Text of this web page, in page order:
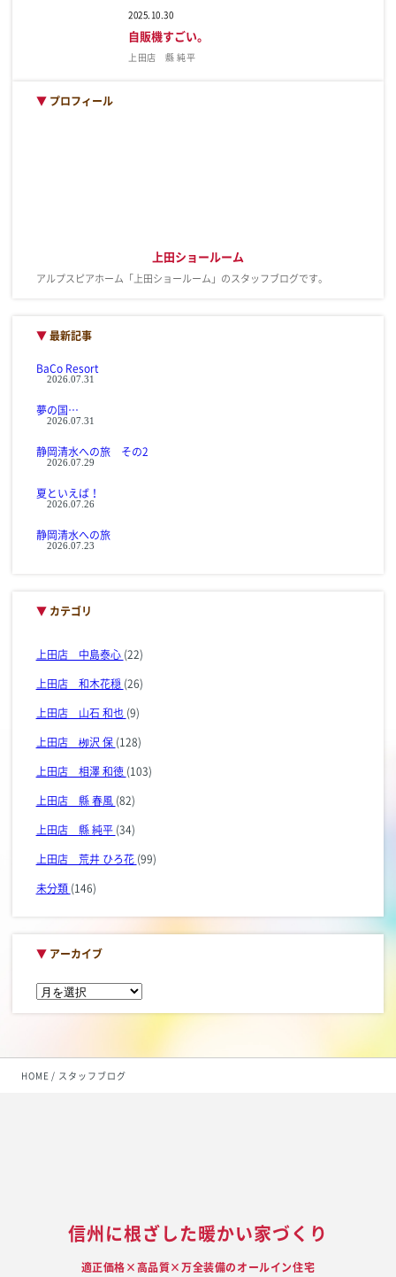
HOME スタッフブログ
2025.10.30
上田店 縣 純平
自販機すごい。
▼プロフィール
上田ショールーム
アルプスピアホーム「上田ショールーム」のスタッフブログです。
▼最新記事
BaCo Resort
2026.07.31
夢の国…
2026.07.31
静岡清水への旅 その2
2026.07.29
夏といえば！
2026.07.26
静岡清水への旅
2026.07.23
▼カテゴリ
上田店 中島泰心 (22)
上田店 和木花穏 (26)
上田店 山石 和也 (9)
上田店 栁沢 保 (128)
上田店 相澤 和徳 (103)
上田店 縣 春風 (82)
上田店 縣 純平 (34)
上田店 荒井 ひろ花 (99)
未分類 (146)
▼アーカイブ
信州に根ざした暖かい家づくり
適正価格×高品質×万全装備のオールイン住宅